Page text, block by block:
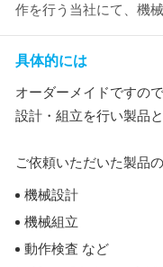
作を行う当社にて、機
具体的には
オーダーメイドですの
設計・組立を行い製品
ご依頼いただいた製品の
機械設計
機械組立
動作検査 など